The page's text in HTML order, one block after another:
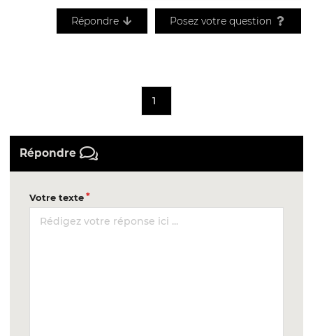
Répondre Posez votre question
1
Répondre
Votre texte